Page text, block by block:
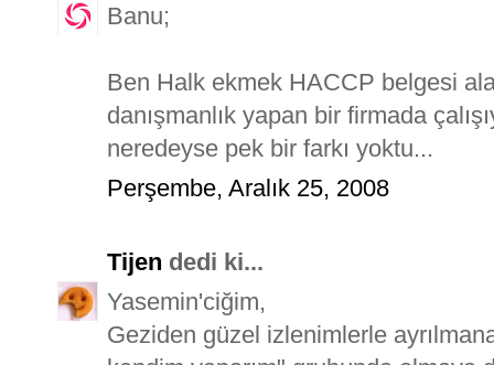
Banu;
Ben Halk ekmek HACCP belgesi
danışmanlık yapan bir firmada
neredeyse pek bir farkı yoktu...
Perşembe, Aralık 25, 2008
Tijen dedi ki...
Yasemin'ciğim,
Geziden güzel izlenimlerle